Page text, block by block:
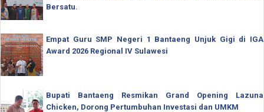
Bersatu.
Empat Guru SMP Negeri 1 Bantaeng Unjuk Gigi di IGA
Award 2026 Regional IV Sulawesi
Bupati Bantaeng Resmikan Grand Opening Lazuna
Chicken, Dorong Pertumbuhan Investasi dan UMKM